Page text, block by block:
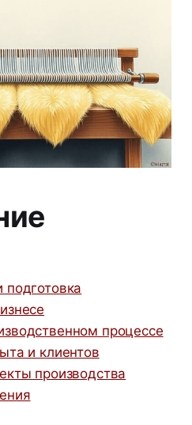
процессе
и клиентов
производства